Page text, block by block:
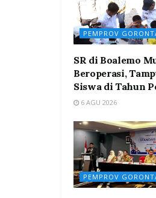
PEMPROV
SR di Boalemo
Beroperasi,
Siswa di Tahun
6 AGU 2026
PEMPROV